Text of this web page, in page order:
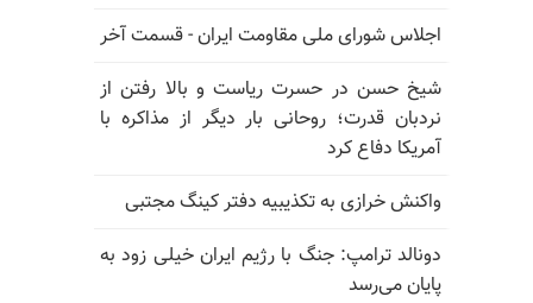
اجلاس شورای ملی مقاومت ایران - قسمت آخر
شیخ حسن در حسرت ریاست و بالا رفتن از
نردبان قدرت؛ روحانی بار دیگر از مذاکره با
آمریکا دفاع کرد
واکنش خرازی به تکذیبیه دفتر کینگ مجتبی
دونالد ترامپ: جنگ با رژیم ایران خیلی زود به
پایان می‌رسد